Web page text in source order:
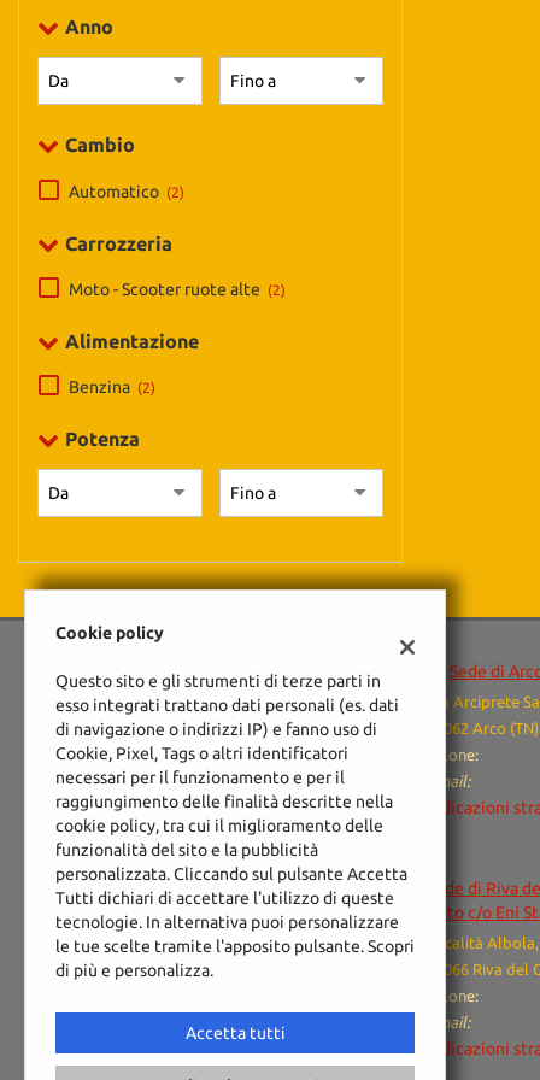
Anno
Cambio
Automatico (2)
Carrozzeria
Moto - Scooter ruote alte (2)
Alimentazione
Benzina (2)
Potenza
Sede di
Via Arciprete
38062 Arco (TN)
Salone:
Email:
Indicazioni
Sede di Riva
Auto c/o Eni
Località
38066 Riva del
Salone:
Email:
Indicazioni
Cookie policy
Questo sito e gli strumenti di terze parti in
esso integrati trattano dati personali (es. dati
di navigazione o indirizzi IP) e fanno uso di
Cookie, Pixel, Tags o altri identificatori
necessari per il funzionamento e per il
raggiungimento delle finalità descritte nella
cookie policy, tra cui il miglioramento delle
funzionalità del sito e la pubblicità
personalizzata. Cliccando sul pulsante Accetta
Tutti dichiari di accettare l'utilizzo di queste
tecnologie. In alternativa puoi personalizzare
le tue scelte tramite l'apposito pulsante. Scopri
di più e personalizza.
Accetta tutti
Cookie delle preferenze
Cookie per il miglioramento dell'esperienza utente
Leggi
la